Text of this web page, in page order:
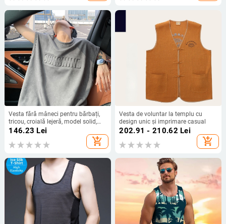
Vesta fără mâneci pentru bărbați,
tricou, croială lejeră, model solid,
100% poliester, non-iron
146.23 Lei
add_shopping_cart
Vesta de voluntar la templu cu
design unic și imprimare casual
202.91 - 210.62 Lei
add_shopping_cart